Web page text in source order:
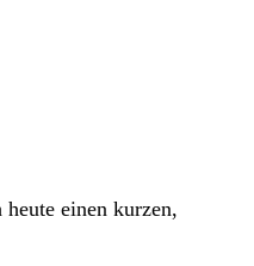
einen kurzen,